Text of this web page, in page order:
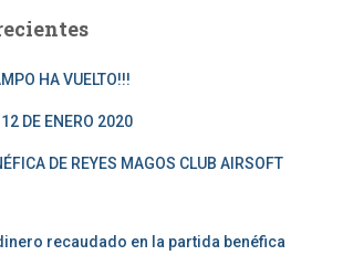
HA VUELTO!!!
DE ENERO 2020
DE REYES MAGOS CLUB AIRSOFT
recaudado en la partida benéfica